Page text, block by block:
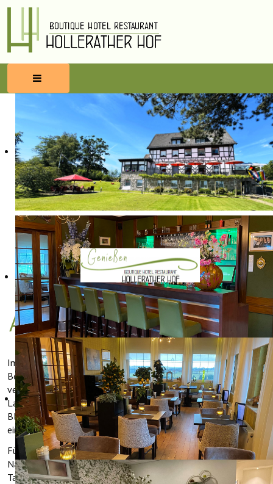
RESERVIEREN
ESSEN & TRINKEN
WELLNESS
UMBEGUNG
AKTUEL: WILDE NARZISSEN
Im Frühling geschieht im Oleftal bei Hollerath etwas ganz
Besonderes. Während das Tal im Winter ruhig und grün wirkt,
verwandelt es sich zwischen März und April in eine weite
Landschaft voller blühender wilder Narzissen. Millionen von
Blumen färben die Wiesen leuchtend gelb und machen das Tal zu
einem der beeindruckendsten Naturschauspiele der Eifel.
Für Besucher fühlt es sich hier oft an, als würde man durch eine
Naturdokumentation spazieren. Wanderwege führen durch das
Tal entlang kleiner Bäche, Waldränder und offener Wiesen, die